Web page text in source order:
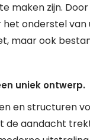
maken zijn.
onderstel
maar ook
uniek ontwerp.
en structuren
aandacht